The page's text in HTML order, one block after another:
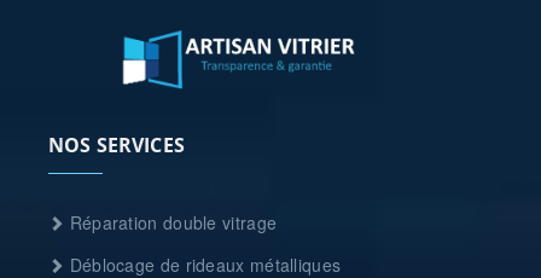
NOS SERVICES
Réparation double vitrage
Déblocage de rideaux métalliques